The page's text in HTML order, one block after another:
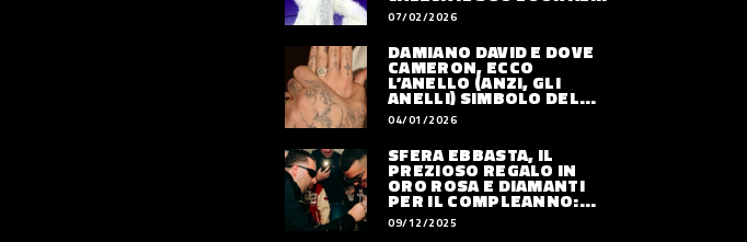
OLIMPIADI
07/02/2026
DAMIANO DAVID E DOVE
CAMERON, ECCO
L’ANELLO (ANZI, GLI
ANELLI) SIMBOLO DEL
LORO AMORE
04/01/2026
SFERA EBBASTA, IL
PREZIOSO REGALO IN
ORO ROSA E DIAMANTI
PER IL COMPLEANNO:
QUANTO VALE
09/12/2025